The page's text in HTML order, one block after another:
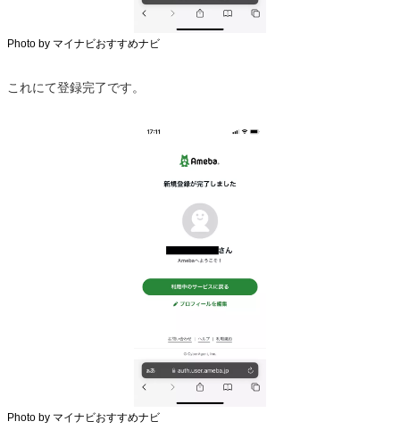
Photo by マイナビおすすめナビ
これにて登録完了です。
Photo by マイナビおすすめナビ